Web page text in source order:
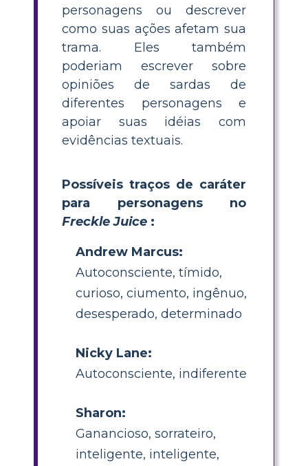
personagens ou descrever
como suas ações afetam sua
trama. Eles também
poderiam escrever sobre
opiniões de sardas de
diferentes personagens e
apoiar suas idéias com
evidências textuais.
Possíveis traços de caráter
para personagens no
Freckle Juice :
Andrew Marcus:
Autoconsciente, tímido,
curioso, ciumento, ingênuo,
desesperado, determinado
Nicky Lane:
Autoconsciente, indiferente
Sharon:
Ganancioso, sorrateiro,
inteligente, inteligente,